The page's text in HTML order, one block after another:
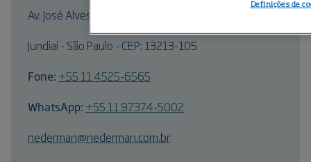
Av. José Alves de Oliveira, 710, Galpão B-1
Jundiaí - São Paulo - CEP: 13213-105
Fone: +55 11 4525-6565
WhatsApp: +55 11 97374-5002
nederman@nederman.com.br
Definições de